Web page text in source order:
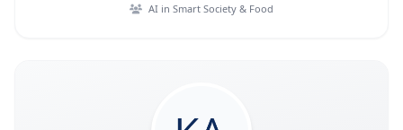
AI in Smart Society & Food